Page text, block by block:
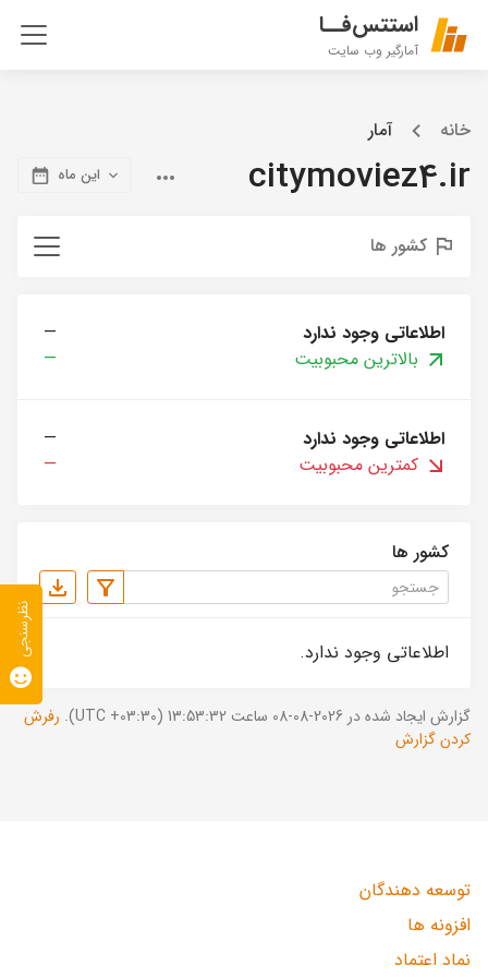
استتس‌فــا
آمارگیر وب سایت
خانه آمار
citymoviez4.ir این ماه
کشور ها
اطلاعاتی وجود ندارد
—
بالاترین محبوبیت
—
اطلاعاتی وجود ندارد
—
کمترین محبوبیت
—
کشور ها
اطلاعاتی وجود ندارد.
گزارش ایجاد شده در 2026-08-08 ساعت 13:53:32 (UTC +03:30).
رفرش
کردن گزارش
توسعه دهندگان
افزونه ها
نماد اعتماد
نظرسنجی